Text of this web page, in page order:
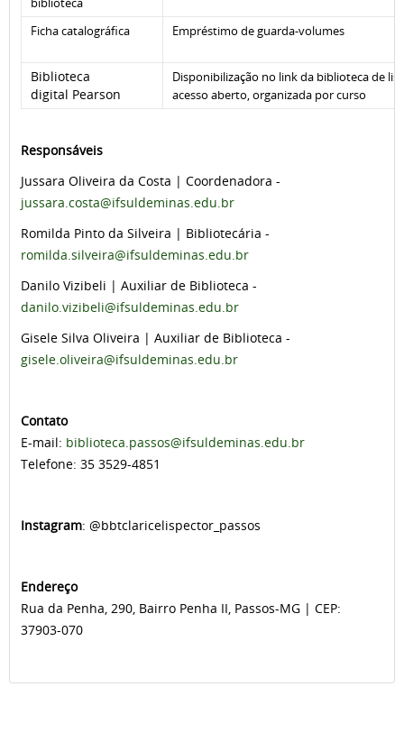
Ficha catalográfica
Empréstimo de guarda-volumes
Biblioteca
digital Pearson
Disponibilização no link da biblioteca de
acesso aberto, organizada por curso
Responsáveis
Jussara Oliveira da Costa | Coordenadora -
jussara.costa@ifsuldeminas.edu.br
Romilda Pinto da Silveira | Bibliotecária -
romilda.silveira@ifsuldeminas.edu.br
Danilo Vizibeli | Auxiliar de Biblioteca -
danilo.vizibeli@ifsuldeminas.edu.br
Gisele Silva Oliveira | Auxiliar de Biblioteca -
gisele.oliveira@ifsuldeminas.edu.br
Contato
E-mail: biblioteca.passos@ifsuldeminas.edu.br
Telefone: 35 3529-4851
Instagram: @bbtclaricelispector_passos
Endereço
Rua da Penha, 290, Bairro Penha II, Passos-MG | CEP:
37903-070